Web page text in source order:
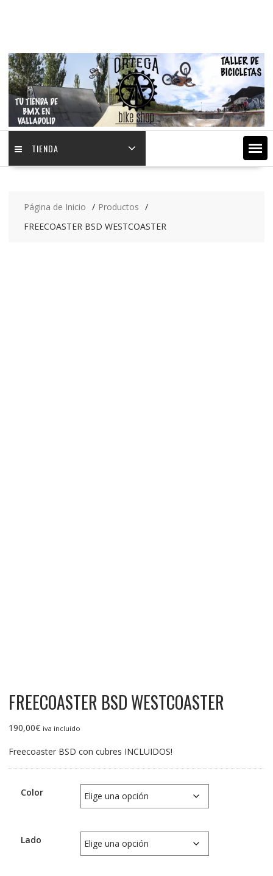
TIENDA
Página de Inicio
Productos
FREECOASTER BSD WESTCOASTER
FREECOASTER BSD WESTCOASTER
190,00€ iva incluido
Freecoaster BSD con cubres INCLUIDOS!
Color
Lado